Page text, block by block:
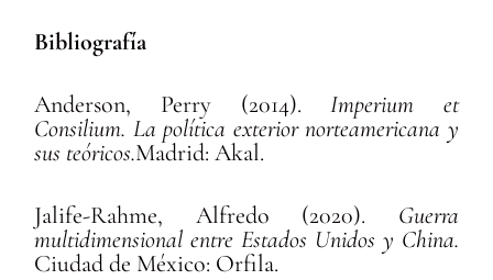
Bibliografía
Anderson, Perry (2014).Imperium et
Consilium. La política exterior norteamericana y
sus teóricos.Madrid: Akal.
Jalife-Rahme, Alfredo (2020). Guerra
multidimensional entre Estados Unidos y China.
Ciudad de México: Orfila.